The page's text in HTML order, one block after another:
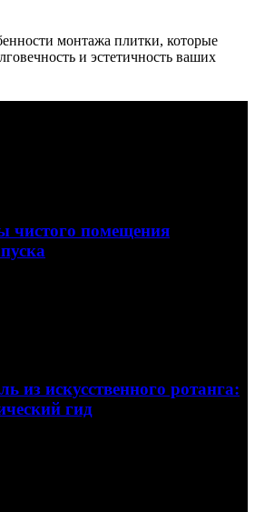
монтажа плитки, которые
и эстетичность ваших
чистого помещения
из искусственного ротанга:
гид